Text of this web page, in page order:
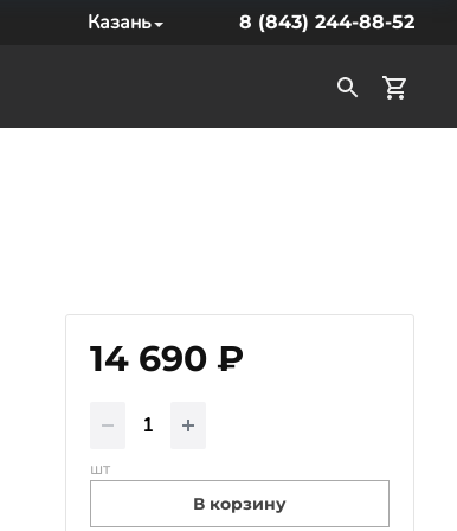
Казань 8 (843) 244-88-52
14 690 ₽
шт
В корзину